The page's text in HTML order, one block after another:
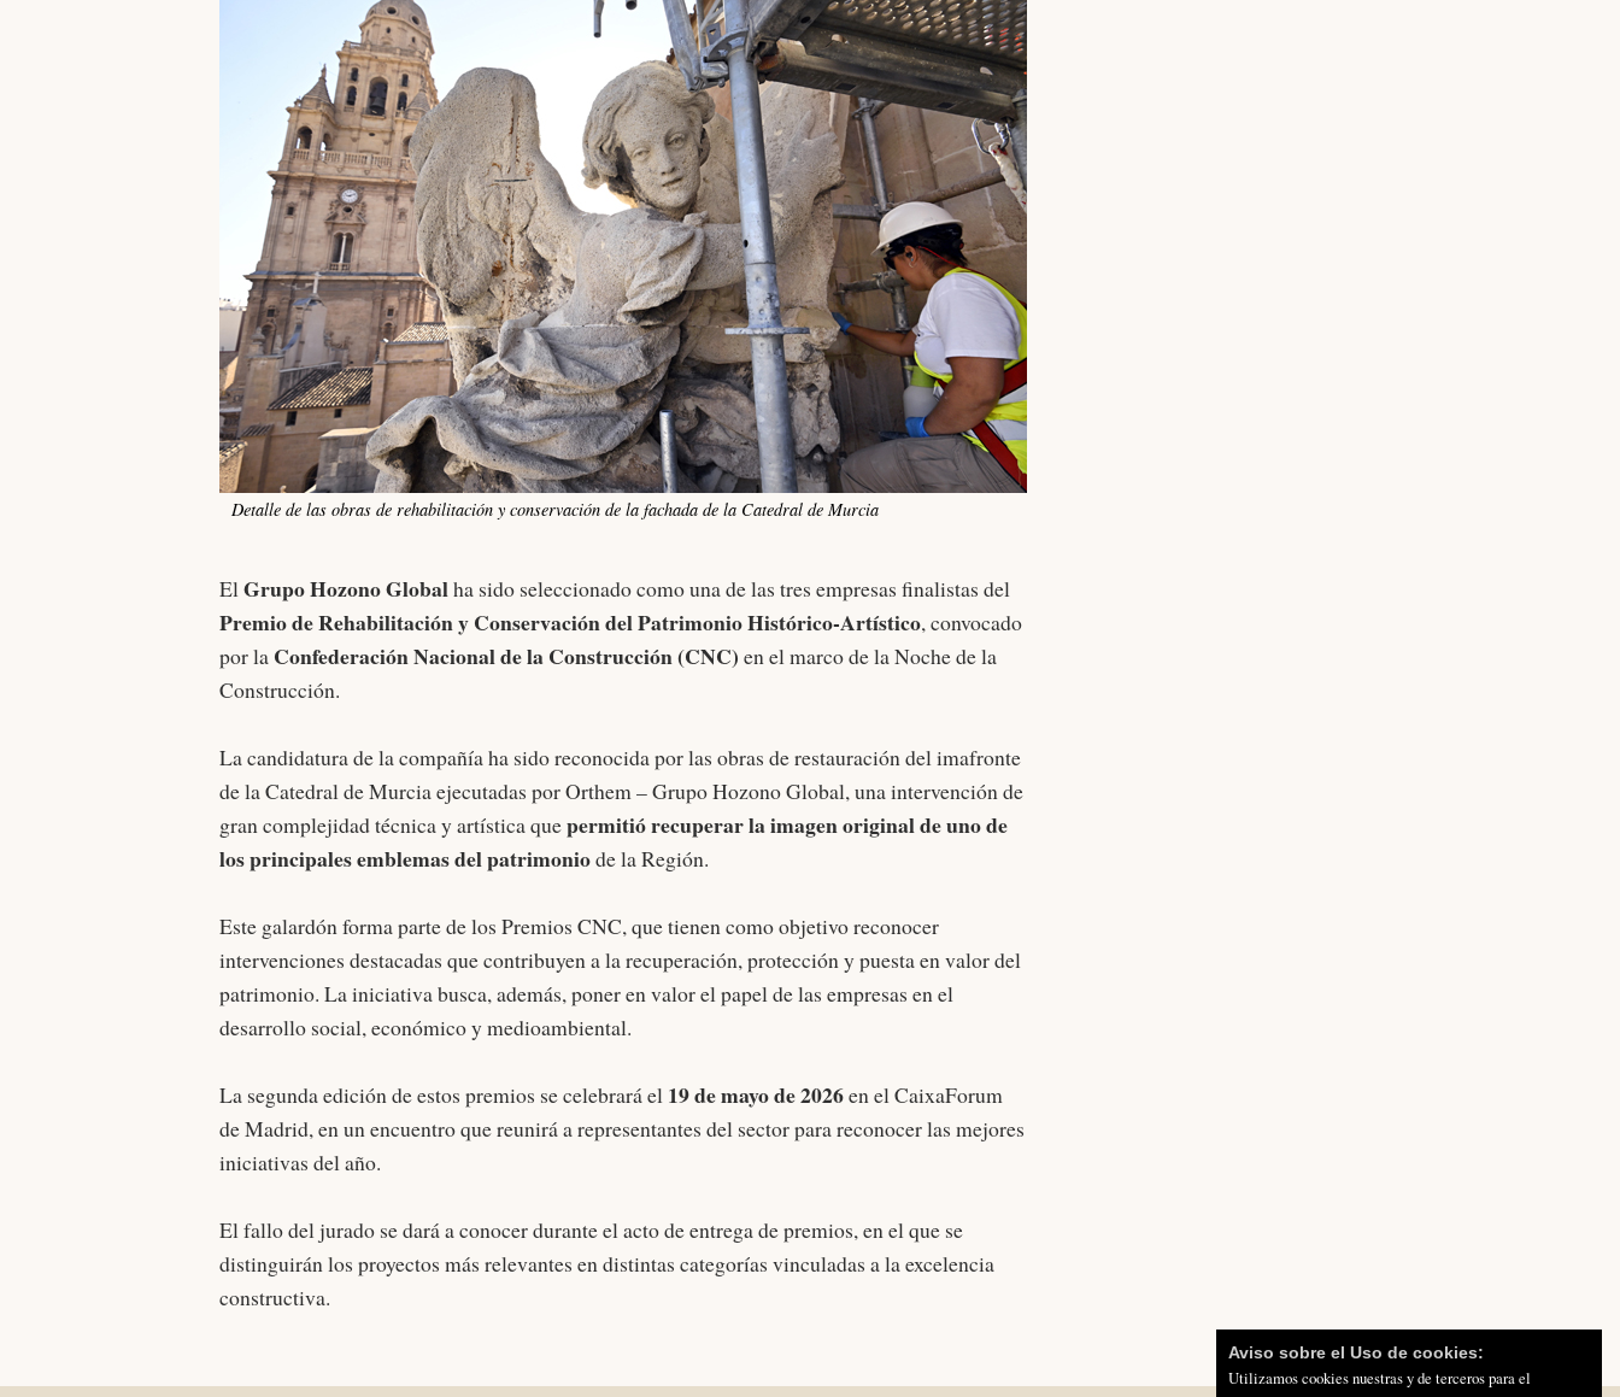
Detalle de las obras de rehabilitación y conservación de la fachada de la Catedral de Murcia
ElGrupo Hozono Globalha sido seleccionado como una de las tres empresas finalistas del
Premio de Rehabilitación y Conservación del Patrimonio Histórico-Artístico, convocado
por la Confederación Nacional de la Construcción (CNC) en el marco de la Noche de la
Construcción.
La candidatura de la compañía ha sido reconocida por las obras de restauración del imafronte
de la Catedral de Murcia ejecutadas por Orthem – Grupo Hozono Global, una intervención de
gran complejidad técnica y artística quepermitió recuperar la imagen original de uno de
los principales emblemas del patrimoniode la Región.
Este galardón forma parte de los Premios CNC, que tienen como objetivo reconocer
intervenciones destacadas que contribuyen a la recuperación, protección y puesta en valor del
patrimonio. La iniciativa busca, además, poner en valor el papel de las empresas en el
desarrollo social, económico y medioambiental.
La segunda edición de estos premios se celebrará el 19 de mayo de 2026en el CaixaForum
de Madrid, en un encuentro que reunirá a representantes del sector para reconocer las mejores
iniciativas del año.
El fallo del jurado se dará a conocer durante el acto de entrega de premios, en el que se
distinguirán los proyectos más relevantes en distintas categorías vinculadas a la excelencia
constructiva.
Aviso sobre el Uso de cookies:
Utilizamos cookies nuestras y de terceros para el